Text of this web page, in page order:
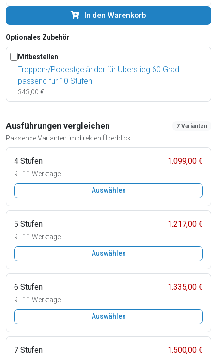
In den Warenkorb
Optionales Zubehör
Mitbestellen
Treppen-/Podestgeländer für Überstieg 60 Grad
passend für 10 Stufen
343,00 €
Ausführungen vergleichen
Passende Varianten im direkten Überblick.
7 Varianten
4 Stufen 1.099,00 €
9 - 11 Werktage
Auswählen
5 Stufen 1.217,00 €
9 - 11 Werktage
Auswählen
6 Stufen 1.335,00 €
9 - 11 Werktage
Auswählen
7 Stufen 1.500,00 €